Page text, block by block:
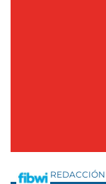
REDACCIÓN